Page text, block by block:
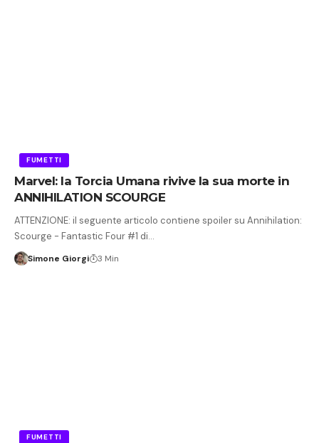
FUMETTI
Marvel: la Torcia Umana rivive la sua morte in
ANNIHILATION SCOURGE
ATTENZIONE: il seguente articolo contiene spoiler su Annihilation:
Scourge - Fantastic Four #1 di…
Simone Giorgi 3 Min
FUMETTI